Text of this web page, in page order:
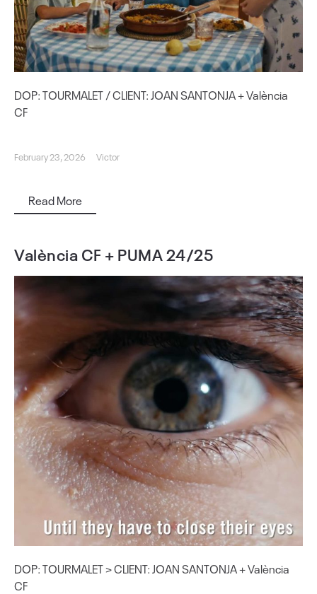
DOP: TOURMALET / CLIENT: JOAN SANTONJA + València
CF
February 23, 2026 Victor
Read More
València CF + PUMA 24/25
DOP: TOURMALET > CLIENT: JOAN SANTONJA + València
CF